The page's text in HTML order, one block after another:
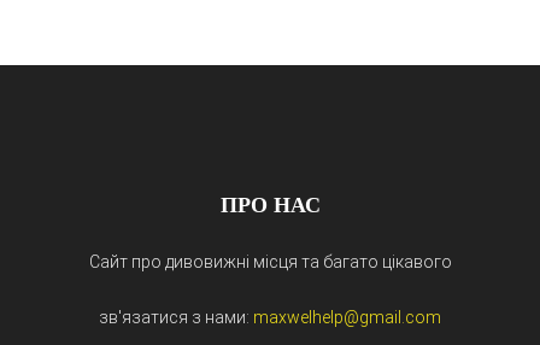
ПРО НАС
Сайт про дивовижні місця та багато цікавого
зв'язатися з нами: maxwelhelp@gmail.com